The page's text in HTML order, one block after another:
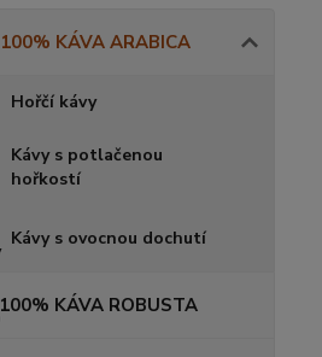
100% KÁVA ARABICA
Hořčí kávy
Kávy s potlačenou
hořkostí
Kávy s ovocnou dochutí
100% KÁVA ROBUSTA